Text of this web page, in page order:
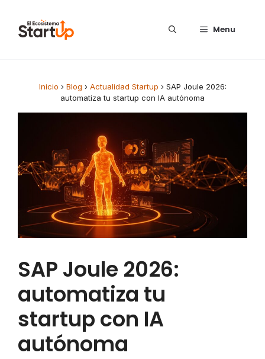
Menu
Inicio › Blog › Actualidad Startup › SAP Joule 2026:
automatiza tu startup con IA autónoma
SAP Joule 2026:
automatiza tu
startup con IA
autónoma